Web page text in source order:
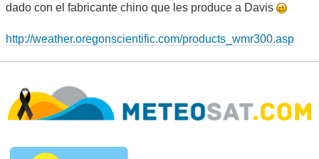
dado con el fabricante chino que les produce a Davis
http://weather.oregonscientific.com/products_wmr300.asp